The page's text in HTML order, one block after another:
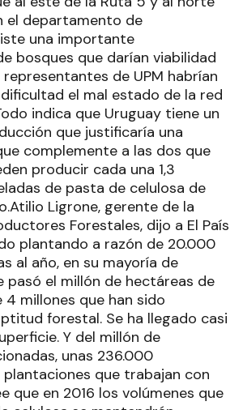
el departamento de
una importante
bosques que darían viabilidad
de UPM habrían
el mal estado de la red
indica que Uruguay tiene un
que justificaría una
complemente a las dos que
producir cada una 1,3
de pasta de celulosa de
Ligrone, gerente de la
Forestales, dijo a El País
plantando a razón de 20.000
al año, en su mayoría de
pasó el millón de hectáreas de
4 millones que han sido
forestal. Se ha llegado casi
Y del millón de
unas 236.000
que trabajan con
que en 2016 los volúmenes que